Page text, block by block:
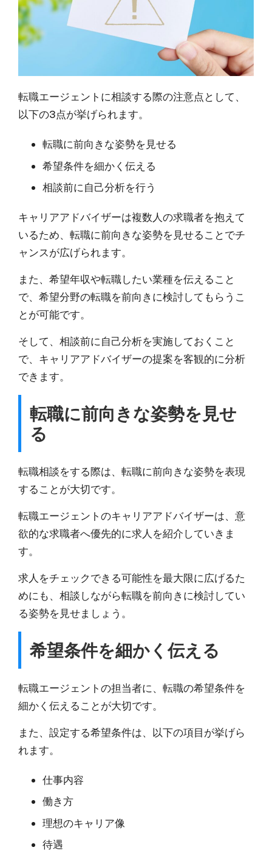
転職エージェントに相談する際の注意点として、
以下の3点が挙げられます。
転職に前向きな姿勢を見せる
希望条件を細かく伝える
相談前に自己分析を行う
キャリアアドバイザーは複数人の求職者を抱えて
いるため、転職に前向きな姿勢を見せることでチ
ャンスが広げられます。
また、希望年収や転職したい業種を伝えること
で、希望分野の転職を前向きに検討してもらうこ
とが可能です。
そして、相談前に自己分析を実施しておくこと
で、キャリアアドバイザーの提案を客観的に分析
できます。
転職に前向きな姿勢を見せ
る
転職相談をする際は、 転職に前向きな姿勢を表現
することが大切です。
転職エージェントのキャリアアドバイザーは、意
欲的な求職者へ優先的に求人を紹介していきま
す。
求人をチェックできる可能性を最大限に広げるた
めにも、相談しながら転職を前向きに検討してい
る姿勢を見せましょう。
希望条件を細かく伝える
転職エージェントの担当者に、転職の希望条件を
細かく伝えることが大切です。
また、設定する希望条件は、以下の項目が挙げら
れます。
仕事内容
働き方
理想のキャリア像
待遇